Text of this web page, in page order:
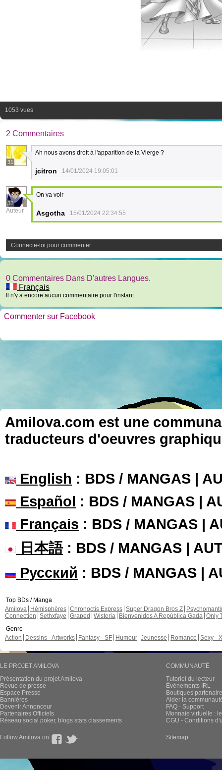
1053 vues
2 Commentaires
31
Ah nous avons droit à l'apparition de la Vierge ?
jcitron 14/01/2024 19:05:01
32
Auteur
On va voir
Asgotha 15/01/2024 22:34:55
Connecte-toi pour commenter
0 Commentaires Dans D'autres Langues.
Français
Il n'y a encore aucun commentaire pour l'instant.
Commenter sur Facebook
Amilova.com est une
traducteurs d'oeuvres
English : BDS / MANGAS |
Español : BDS / MANGAS |
Français : BDS / MANGAS |
日本語: BDS / MANGAS |
Русский : BDS / MANGAS |
Top BDs / Manga
Amilova
Hémisphères Chronoctis Express Super Dragon Bros Z
Connection Sethxfaye Graped Wisteria Bienvenidos A República Gada Only
Genre
Action
Dessins - Artworks Fantasy - SF Humour Jeunesse Romance Sexy -
LE PROJET AMILOVA
Présentation du projet Amilova
Revue de presse
Espace Presse
Bannières
Devenir Annonceur
Partenaires Officiels
Réseau social poker, blogs stats classements
COMMUNAUTÉ
Tutoriel du lecteur
Évènements IRL
Boutiques
Aider la
FAQ - Support
Monnaie virtuelle :
CGU - Conditions
Follow Amilova on Sitemap